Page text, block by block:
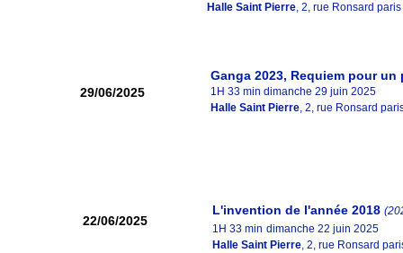
Ganga 2023, Requiem pour un
1H 33 min dimanche 29 juin 2025
Halle Saint Pierre, 2, rue Ronsard
22/06/2025
L'invention de l'année 2018
1H 33 min dimanche 22 juin 2025
Halle Saint Pierre, 2, rue Ronsard
29/06/2025
Halle Saint Pierre, 2, rue Ronsard